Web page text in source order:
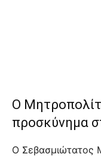
Ο
προσκύνημα
Ο Σεβασμιώτατος